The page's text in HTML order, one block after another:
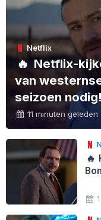
Netflix
🔥 Netflix-
van
seizoen
11 minuten geleden
🔥